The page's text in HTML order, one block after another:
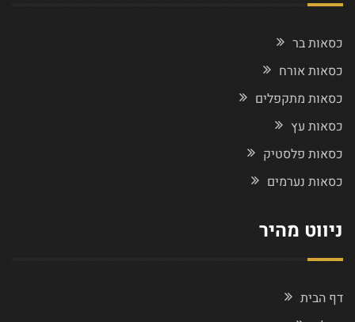
כסאות בר
כסאות אורח
כסאות מתקפלים
כסאות עץ
כסאות פלסטיק
כסאות נערמים
ניווט מהיר
דף הבית